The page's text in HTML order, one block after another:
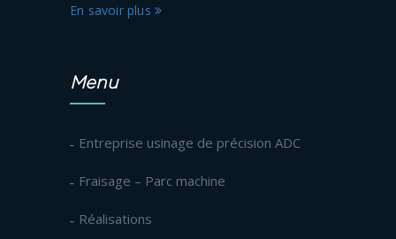
En savoir plus
Menu
Entreprise usinage de précision ADC
Fraisage – Parc machine
Réalisations